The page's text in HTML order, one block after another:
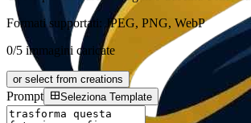
Formati supportati: JPEG, PNG, WebP
0/5 immagini caricate
or select from creations
Prompt Seleziona Template